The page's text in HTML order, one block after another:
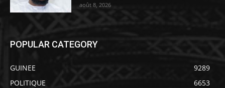
août 8, 2026
POPULAR CATEGORY
GUINEE
9289
POLITIQUE
6653